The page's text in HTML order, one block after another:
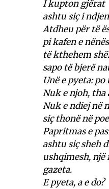
I kupton gjërat
ashtu siç i
Atdheu për të
pi kafen e
të kthehem
sapo të bjerë
Unë e pyeta: po
Nuk e njoh, tha
Nuk e ndiej në
siç thonë në
Papritmas e
ashtu siç sheh
ushqimesh, një
gazeta.
E pyeta, a e do?